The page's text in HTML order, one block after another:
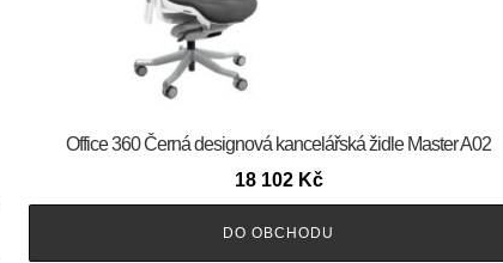
Office 360 Černá designová kancelářská židle Master A02
18 102 Kč
DO OBCHODU